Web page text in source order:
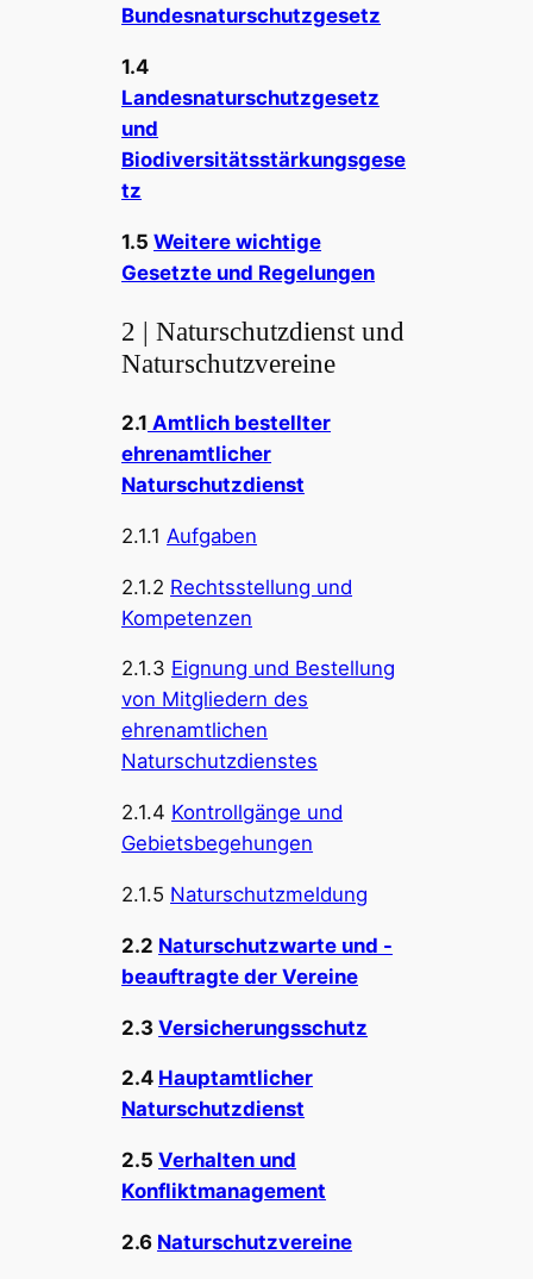
Bundesnaturschutzgesetz
1.4
Landesnaturschutzgesetz
und
Biodiversitätsstärkungsgese
tz
1.5Weitere wichtige
Gesetzte und Regelungen
2 | Naturschutzdienst und
Naturschutzvereine
2.1 Amtlich bestellter
ehrenamtlicher
Naturschutzdienst
2.1.1 Aufgaben
2.1.2 Rechtsstellung und
Kompetenzen
2.1.3 Eignung und Bestellung
von Mitgliedern des
ehrenamtlichen
Naturschutzdienstes
2.1.4 Kontrollgänge und
Gebietsbegehungen
2.1.5 Naturschutzmeldung
2.2 Naturschutzwarte und -
beauftragte der Vereine
2.3Versicherungsschutz
2.4 Hauptamtlicher
Naturschutzdienst
2.5Verhalten und
Konfliktmanagement
2.6 Naturschutzvereine